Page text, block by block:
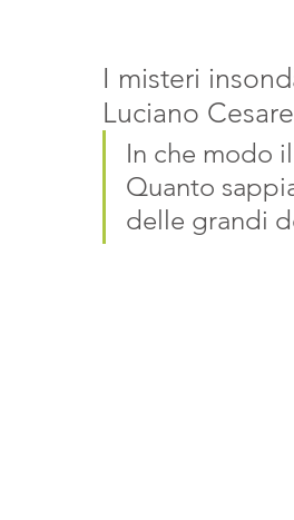
I misteri
Luciano
In che modo
Quanto
delle grandi